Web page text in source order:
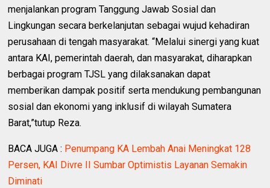
menjalankan program Tanggung Jawab Sosial dan
Lingkungan secara berkelanjutan sebagai wujud kehadiran
perusahaan di tengah masyarakat. “Melalui sinergi yang kuat
antara KAI, pemerintah daerah, dan masyarakat, diharapkan
berbagai program TJSL yang dilaksanakan dapat
memberikan dampak positif serta mendukung pembangunan
sosial dan ekonomi yang inklusif di wilayah Sumatera
Barat,”tutup Reza.
BACA JUGA : Penumpang KA Lembah Anai Meningkat 128
Persen, KAI Divre II Sumbar Optimistis Layanan Semakin
Diminati